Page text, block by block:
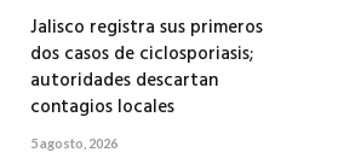
Jalisco registra sus primeros
dos casos de ciclosporiasis;
autoridades descartan
contagios locales
5 agosto, 2026